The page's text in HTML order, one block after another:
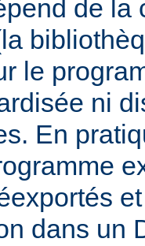
de la
le
ni
En
dans un